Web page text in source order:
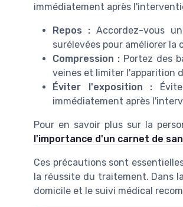
immédiatement après
Repos : Accordez-vous
surélevées pour améliorer la
Compression : Portez des
veines et limiter l'apparition
Éviter l'exposition :
immédiatement après
Pour en savoir plus sur la
l'importance d'un carnet de
Ces précautions sont
la réussite du traitement. Dans
domicile et le suivi médical